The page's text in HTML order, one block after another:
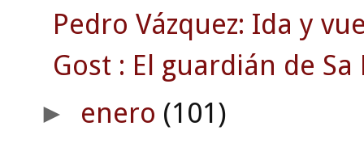
Pedro Vázquez: Ida y
Gost : El guardián de Sa
► enero (101)